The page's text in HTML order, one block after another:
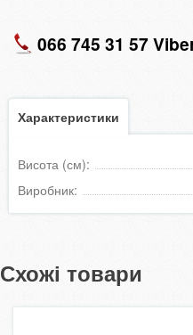
066 745 31 57
Характеристики
Висота (см):
Виробник:
Схожі товари